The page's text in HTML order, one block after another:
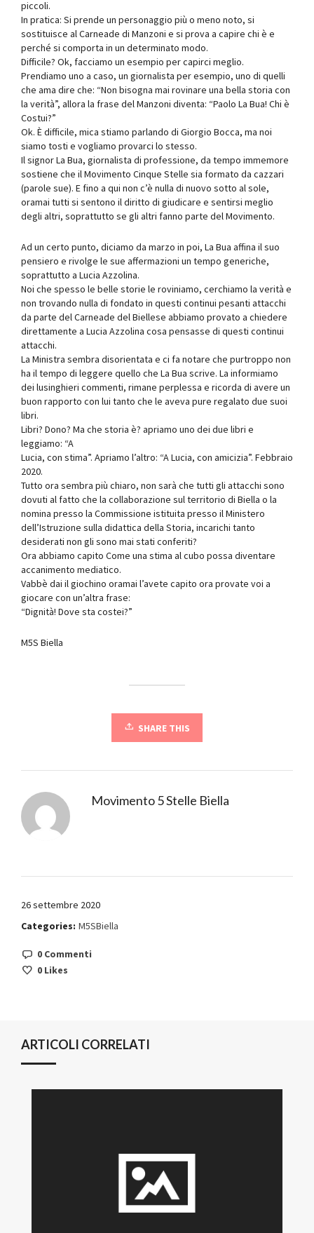
piccoli.
In pratica: Si prende un personaggio più o meno noto, si
sostituisce al Carneade di Manzoni e si prova a capire chi è e
perché si comporta in un determinato modo.
Difficile? Ok, facciamo un esempio per capirci meglio.
Prendiamo uno a caso, un giornalista per esempio, uno di quelli
che ama dire che: “Non bisogna mai rovinare una bella storia con
la verità”, allora la frase del Manzoni diventa: “Paolo La Bua! Chi è
Costui?”
Ok. È difficile, mica stiamo parlando di Giorgio Bocca, ma noi
siamo tosti e vogliamo provarci lo stesso.
Il signor La Bua, giornalista di professione, da tempo immemore
sostiene che il Movimento Cinque Stelle sia formato da cazzari
(parole sue). E fino a qui non c’è nulla di nuovo sotto al sole,
oramai tutti si sentono il diritto di giudicare e sentirsi meglio
degli altri, soprattutto se gli altri fanno parte del Movimento.
Ad un certo punto, diciamo da marzo in poi, La Bua affina il suo
pensiero e rivolge le sue affermazioni un tempo generiche,
soprattutto a Lucia Azzolina.
Noi che spesso le belle storie le roviniamo, cerchiamo la verità e
non trovando nulla di fondato in questi continui pesanti attacchi
da parte del Carneade del Biellese abbiamo provato a chiedere
direttamente a Lucia Azzolina cosa pensasse di questi continui
attacchi.
La Ministra sembra disorientata e ci fa notare che purtroppo non
ha il tempo di leggere quello che La Bua scrive. La informiamo
dei lusinghieri commenti, rimane perplessa e ricorda di avere un
buon rapporto con lui tanto che le aveva pure regalato due suoi
libri.
Libri? Dono? Ma che storia è? apriamo uno dei due libri e
leggiamo: “A
Lucia, con stima”. Apriamo l’altro: “A Lucia, con amicizia”. Febbraio
2020.
Tutto ora sembra più chiaro, non sarà che tutti gli attacchi sono
dovuti al fatto che la collaborazione sul territorio di Biella o la
nomina presso la Commissione istituita presso il Ministero
dell’Istruzione sulla didattica della Storia, incarichi tanto
desiderati non gli sono mai stati conferiti?
Ora abbiamo capito Come una stima al cubo possa diventare
accanimento mediatico.
Vabbè dai il giochino oramai l’avete capito ora provate voi a
giocare con un’altra frase:
“Dignità! Dove sta costei?”
M5S Biella
SHARE THIS
Movimento 5 Stelle Biella
26 settembre 2020
Categories: M5SBiella
0 Commenti
0 Likes
ARTICOLI CORRELATI